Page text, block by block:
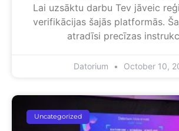
Lai uzsāktu darbu Tev jāveic
verifikācijas šajās platformās.
atradīsi precīzas
Datorium October 10,
Uncategorized